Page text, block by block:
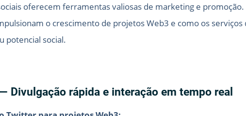
oferecem ferramentas valiosas de marketing e
o crescimento de projetos Web3 e como os serviços
potencial social.
Divulgação rápida e interação em tempo real